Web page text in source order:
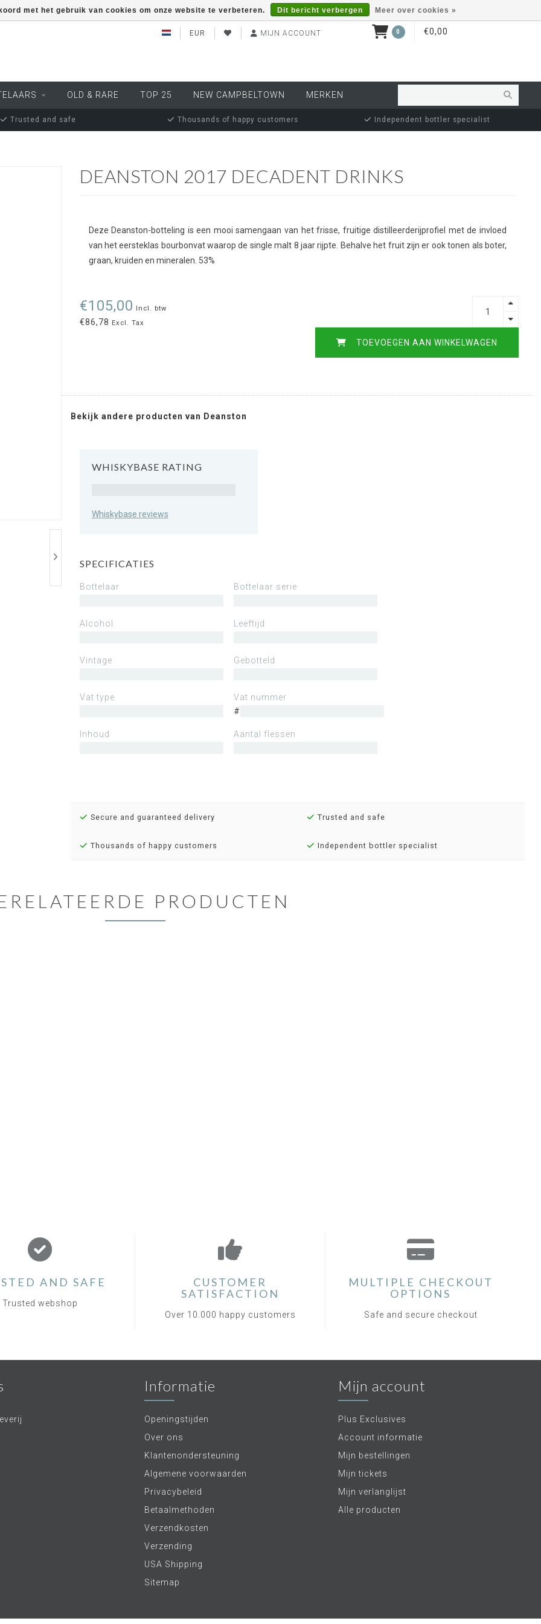
EUR MIJN ACCOUNT 0 €0,00
OLD & RARE TOP 25 NEW CAMPBELTOWN MERKEN
Trusted and safe Thousands of happy customers Independent bottler specialist
DEANSTON 2017 DECADENT DRINKS
Deze Deanston-botteling is een mooi samengaan van het frisse, fruitige distilleerderijprofiel met de invloed
van het eersteklas bourbonvat waarop de single malt 8 jaar rijpte. Behalve het fruit zijn er ook tonen als boter,
graan, kruiden en mineralen. 53%
€105,00 Incl. btw
€86,78 Excl. Tax
TOEVOEGEN AAN WINKELWAGEN
Bekijk andere producten van Deanston
WHISKYBASE RATING
Whiskybase reviews
SPECIFICATIES
Bottelaar Bottelaar serie
Alcohol Leeftijd
Vintage Gebotteld
Vat type
Vat nummer
#
Inhoud Aantal flessen
Secure and guaranteed delivery Trusted and safe
Thousands of happy customers Independent bottler specialist
PRODUCTEN
met het gebruik van cookies om onze website te verbeteren. Dit bericht verbergen Meer over cookies »
AND SAFE
Trusted webshop
CUSTOMER
SATISFACTION
Over 10.000 happy customers
MULTIPLE CHECKOUT
OPTIONS
Safe and secure checkout
Informatie
Openingstijden
Over ons
Klantenondersteuning
Algemene voorwaarden
Privacybeleid
Betaalmethoden
Verzendkosten
Verzending
USA Shipping
Sitemap
Mijn account
Plus Exclusives
Account informatie
Mijn bestellingen
Mijn tickets
Mijn verlanglijst
Alle producten